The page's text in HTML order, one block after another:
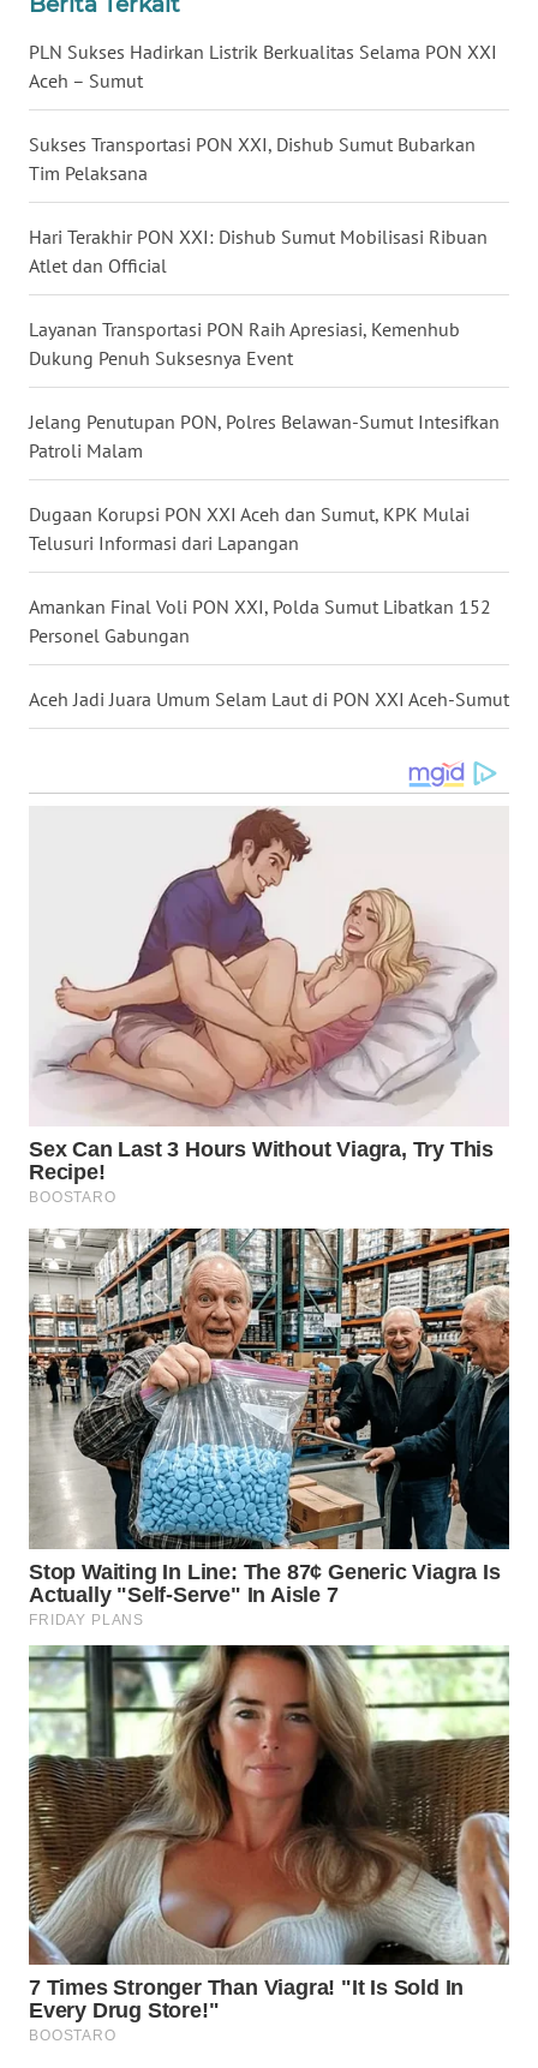
PLN Sukses Hadirkan Listrik Berkualitas Selama PON XXI
Aceh – Sumut
Sukses Transportasi PON XXI, Dishub Sumut Bubarkan
Tim Pelaksana
Hari Terakhir PON XXI: Dishub Sumut Mobilisasi Ribuan
Atlet dan Official
Layanan Transportasi PON Raih Apresiasi, Kemenhub
Dukung Penuh Suksesnya Event
Jelang Penutupan PON, Polres Belawan-Sumut Intesifkan
Patroli Malam
Dugaan Korupsi PON XXI Aceh dan Sumut, KPK Mulai
Telusuri Informasi dari Lapangan
Amankan Final Voli PON XXI, Polda Sumut Libatkan 152
Personel Gabungan
Aceh Jadi Juara Umum Selam Laut di PON XXI Aceh-Sumut
KALTENG
WN
KALTARA
WN
KALSEL
WN
WN
WN
WN
NIAS
WN
LANGKAT
WN
TAPANULI
SELATAN
WN
TANJUNG
LESUNG
WN
KARO
SIMALUNGUN
WN
WN
TAPANULI
TENGAH
WN DELI
SERDANG
WN
TEBING
TINGGI
WN
PAKPAK